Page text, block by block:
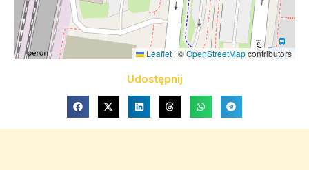
Leaflet | ©OpenStreetMapcontributors
Udostępnij